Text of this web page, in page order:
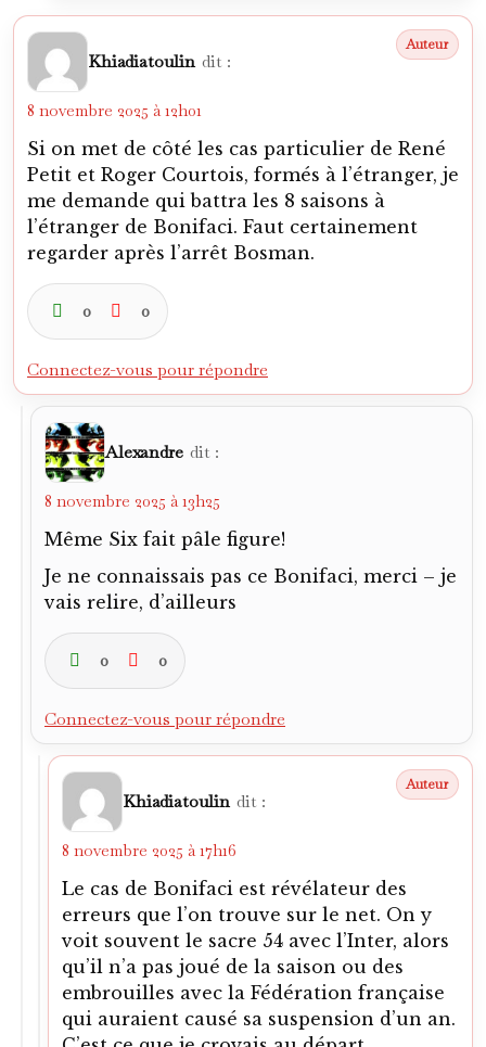
0 0
Connectez-vous pour répondre
Alexandre dit :
8 novembre 2025 à 13h25
Même Six fait pâle figure!
Je ne connaissais pas ce Bonifaci, merci – je
vais relire, d’ailleurs
0 0
Connectez-vous pour répondre
Khiadiatoulin
8 novembre 2025 à 17h16
Le cas de Bonifaci est révélateur des
voit souvent le sacre 54 avec l’Inter, alors
qu’il n’a pas joué de la saison ou des
qui auraient causé sa suspension d’un an.
C’est ce que je croyais au départ.
0 0
Alexandre dit :
8 novembre 2025 à 22h03
En tout cas je te réitère mes
remerciements : c’est neuf, bien que le